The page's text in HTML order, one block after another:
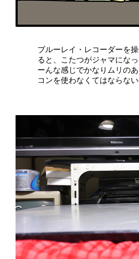
ブルーレイ・レコーダーを
ると、こたつがジャマにな
ーんな感じでかなりムリの
コンを使わなくてはならな